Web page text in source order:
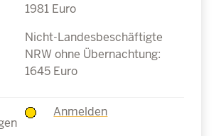
1981 Euro
Nicht-Landesbeschäftigte
NRW ohne Übernachtung:
1645 Euro
Anmelden